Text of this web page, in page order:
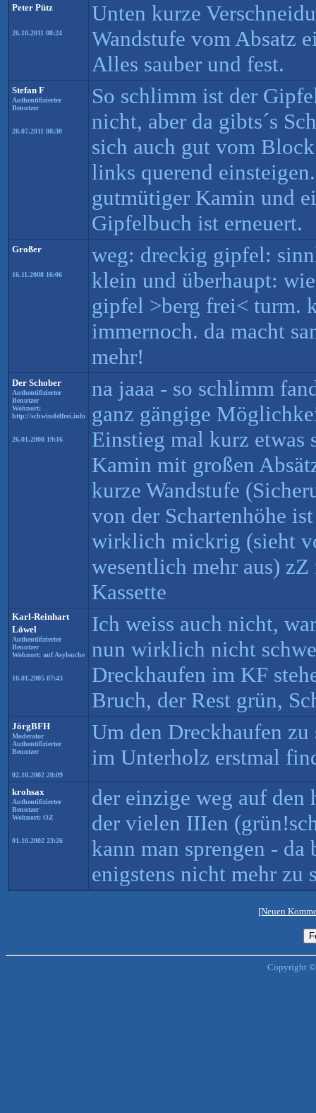
Peter Pütz
26.10.2011 08:24
Unten kurze
Wandstufe vom Absatz
Alles sauber und fest.
Stefan F
Authentifizierter
Benutzer
28.07.2011 08:30
So schlimm ist der
nicht, aber da gibts´s
sich auch gut vom
links querend
gutmütiger Kamin und
Gipfelbuch ist erneuert.
Großer
16.11.2008 16:06
weg: dreckig gipfel:
klein und überhaupt:
gipfel >berg frei< turm.
immernoch. da macht
mehr!
Der Schober
Authentifizierter
Benutzer
Wohnort:
http://schwindelfrei.info
26.01.2008 19:16
na jaaa - so schlimm
ganz gängige
Einstieg mal kurz etwas
Kamin mit großen
kurze Wandstufe
von der Schartenhöhe
wirklich mickrig (sieht
wesentlich mehr aus)
Kassette
Karl-Reinhart
Löwel
Authentifizierter
Benutzer
Wohnort: auf Asylsuche
10.01.2005 07:43
Ich weiss auch nicht,
nun wirklich nicht
Dreckhaufen im KF
Bruch, der Rest grün,
JörgBFH
Moderator
Authentifizierter
Benutzer
02.10.2002 20:09
Um den Dreckhaufen
im Unterholz erstmal
krohsax
Authentifizierter
Benutzer
Wohnort: OZ
01.10.2002 23:26
der einzige weg auf den
der vielen IIIen
kann man sprengen - da
enigstens nicht mehr zu
[Neuen
Copyright ©